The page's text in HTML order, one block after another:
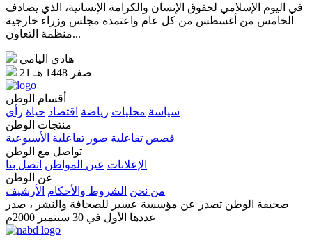
في اليوم الإسلامي لحقوق الإنسان والكرامة الإنسانية، الذي يصادف
الخامس من أغسطس من كل عام واعتمده مجلس وزراء خارجية
منظمة التعاون...
هادي اليامي
21 صفر 1448 هـ
أقسام الوطن
سياسة محليات رياضة اقتصاد حياة رأي
منتجات الوطن
قصص تفاعلية صور تفاعلية الأسبوعية
تواصل مع الوطن
الإعلانات عين المواطن اتصل بنا
عن الوطن
من نحن الشروط والأحكام الأرشيف
صحيفة الوطن تصدر عن مؤسسة عسير للصحافة والنشر ، صدر
عددها الأول في 30 سبتمبر 2000م